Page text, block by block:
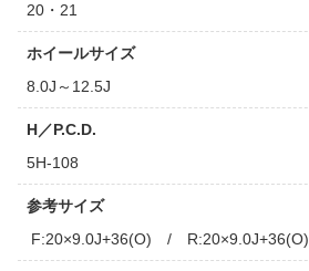
20・21
ホイールサイズ
8.0J～12.5J
H／P.C.D.
5H-108
参考サイズ
F:20×9.0J+36(O) / R:20×9.0J+36(O)